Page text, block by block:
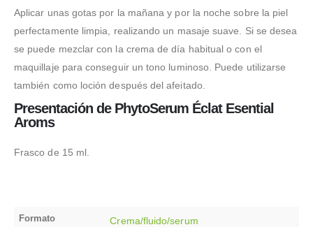
Aplicar unas gotas por la mañana y por la noche sobre la piel
perfectamente limpia, realizando un masaje suave. Si se desea
se puede mezclar con la crema de día habitual o con el
maquillaje para conseguir un tono luminoso. Puede utilizarse
también como loción después del afeitado.
Presentación de PhytoSerum Éclat Esential
Aroms
Frasco de 15 ml.
Formato Crema/fluido/serum